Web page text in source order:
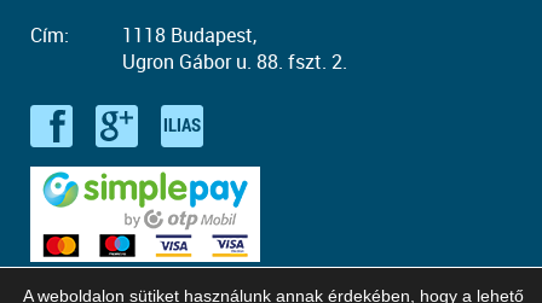
Cím:
1118 Budapest,
Ugron Gábor u. 88. fszt. 2.
A weboldalon sütiket használunk annak érdekében, hogy a lehető